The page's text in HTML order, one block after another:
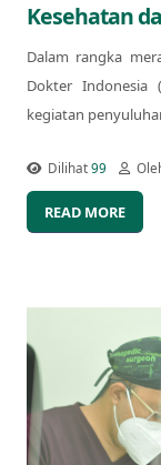
Kesehatan
Dalam rangka
Dokter Indonesia
kegiatan
Dilihat99
READ MORE